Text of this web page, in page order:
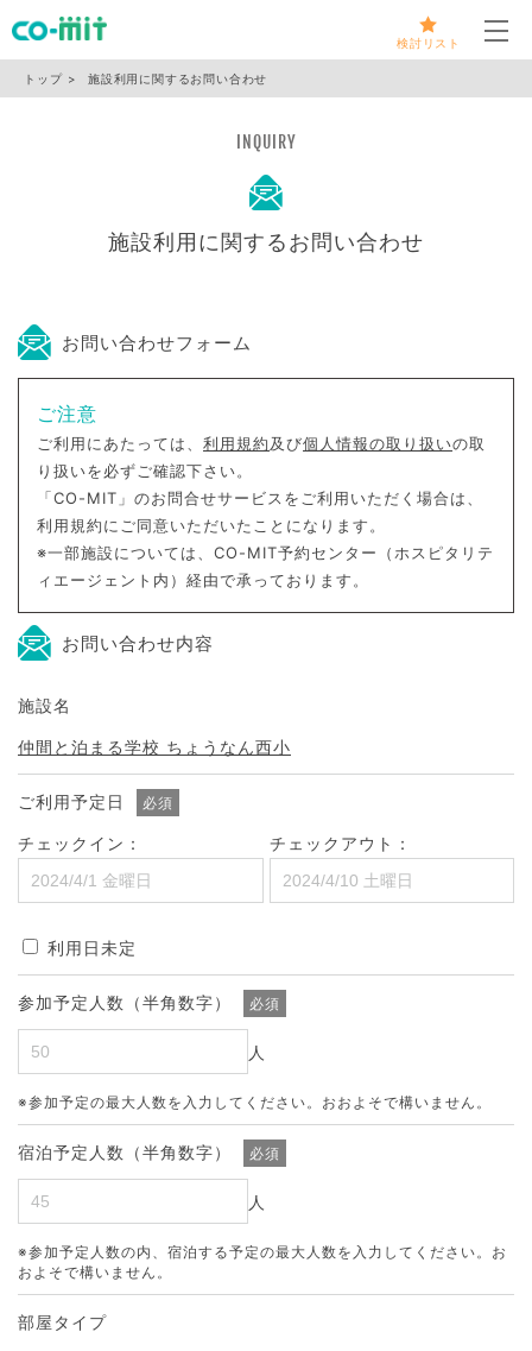
検討リスト
トップ 施設利用に関するお問い合わせ
INQUIRY
施設利用に関するお問い合わせ
お問い合わせフォーム
ご注意
ご利用にあたっては、 利用規約及び個人情報の取り扱いの取
り扱いを必ずご確認下さい。
「CO-MIT」のお問合せサービスをご利用いただく場合は、
利用規約にご同意いただいたことになります。
※一部施設については、CO-MIT予約センター（ホスピタリテ
ィエージェント内）経由で承っております。
お問い合わせ内容
施設名
仲間と泊まる学校 ちょうなん西小
ご利用予定日 必須
チェックイン： チェックアウト：
利用日未定
参加予定人数（半角数字） 必須
人
※参加予定の最大人数を入力してください。おおよそで構いません。
宿泊予定人数（半角数字） 必須
人
※参加予定人数の内、宿泊する予定の最大人数を入力してください。お
およそで構いません。
部屋タイプ